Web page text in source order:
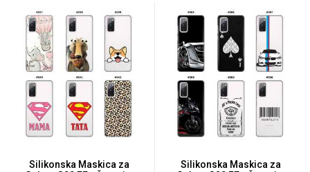
Silikonska Maskica za
Silikonska Maskica za